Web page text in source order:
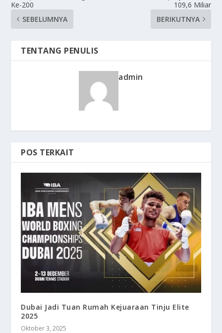
Ke-200
SEBELUMNYA
109,6 Miliar
BERIKUTNYA
TENTANG PENULIS
admin
POS TERKAIT
Dubai Jadi Tuan Rumah Kejuaraan Tinju Elite
2025
Oktober 3, 2025